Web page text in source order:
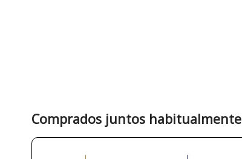
Comprados juntos habitualmente